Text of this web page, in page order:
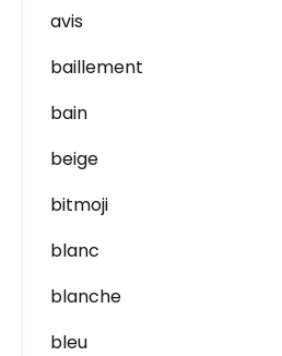
avis
baillement
bain
beige
bitmoji
blanc
blanche
bleu